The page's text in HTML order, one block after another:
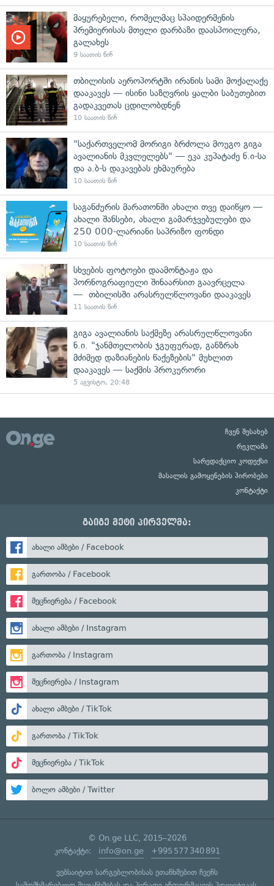
მაყურებელი, რომელმაც სპაიდერმენის
პრემიერისას მთელი დარბაზი დაასპოილერა,
გალახეს
9 საათის წინ
თბილისის აეროპორტში ირანის სამი მოქალაქე
დააკავეს — ისინი საზღვრის ყალბი საბუთებით
გადაკვეთას ცდილობდნენ
10 საათის წინ
"საქართველომ მორიგი ბრძოლა მოუგო გიგა
ავალიანის მკვლელებს" — ეკა კუპატაძე ნ.ი-სა
და ა.ბ-ს დაკავებას ეხმაურება
10 საათის წინ
საგანძურის მარათონში ახალი თვე დაიწყო —
ახალი შანსები, ახალი გამარჯვებულები და
250 000-ლარიანი საპრიზო ფონდი
10 საათის წინ
სხვების ფოტოები დაამონტაჟა და
პორნოგრაფიული შინაარსით გაავრცელა
— თბილისში არასრულწლოვანი დააკავეს
11 საათის წინ
გიგა ავალიანის საქმეზე არასრულწლოვანი
ნ.ი. "ჯანმთელობის ჯგუფურად, განზრახ
მძიმედ დაზიანების წაქეზების" მუხლით
დააკავეს — საქმის პროკურორი
5 აგვისტო, 20:48
ჩვენ შესახებ
რეკლამა
სარედაქციო კოდექსი
მასალის გამოყენების პირობები
კონტაქტი
გაიგე მეტი პირველმა:
ახალი ამბები / Facebook
გართობა / Facebook
მეცნიერება / Facebook
ახალი ამბები / Instagram
გართობა / Instagram
მეცნიერება / Instagram
ახალი ამბები / TikTok
გართობა / TikTok
მეცნიერება / TikTok
ბოლო ამბები / Twitter
© On.ge LLC, 2015–2026
კონტაქტი: info@on.ge +995 577 340 891
ვებსაიტით სარგებლობისას ეთანხმებით ჩვენს